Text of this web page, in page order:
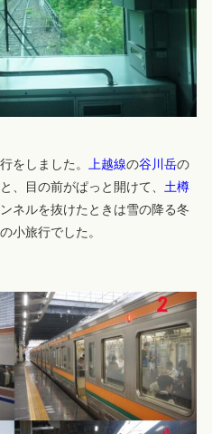
をしました。 上越線の谷川岳の
、目の前がぱっと開けて、 土樽
ネルを抜けたときは雪の降る冬
小旅行でした。